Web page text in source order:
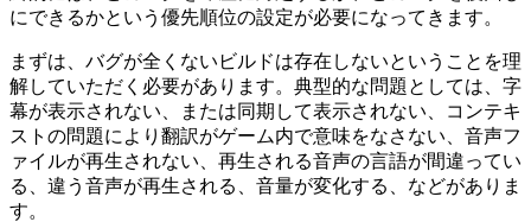
にできるかという優先順位の設定が必要になってきます。
まずは、バグが全くないビルドは存在しないということを理
解していただく必要があります。典型的な問題としては、字
幕が表示されない、または同期して表示されない、コンテキ
ストの問題により翻訳がゲーム内で意味をなさない、音声フ
ァイルが再生されない、再生される音声の言語が間違ってい
る、違う音声が再生される、音量が変化する、などがありま
す。